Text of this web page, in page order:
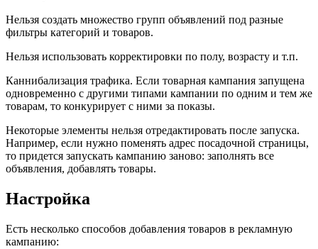
Нельзя создать множество групп объявлений под разные
фильтры категорий и товаров.
Нельзя использовать корректировки по полу, возрасту и т.п.
Каннибализация трафика. Если товарная кампания запущена
одновременно с другими типами кампании по одним и тем же
товарам, то конкурирует с ними за показы.
Некоторые элементы нельзя отредактировать после запуска.
Например, если нужно поменять адрес посадочной страницы,
то придется запускать кампанию заново: заполнять все
объявления, добавлять товары.
Настройка
Есть несколько способов добавления товаров в рекламную
кампанию: